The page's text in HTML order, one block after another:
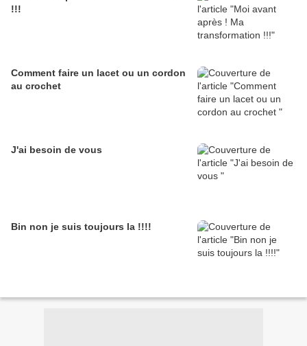
!!!
Comment faire un lacet ou un cordon
au crochet
J'ai besoin de vous
Bin non je suis toujours la !!!!